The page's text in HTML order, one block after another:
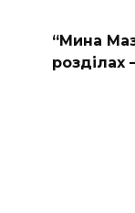
“Мина
розділах